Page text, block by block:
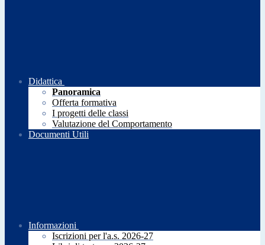
Didattica
Panoramica
Offerta formativa
I progetti delle classi
Valutazione del Comportamento
Documenti Utili
Informazioni
Iscrizioni per l'a.s. 2026-27